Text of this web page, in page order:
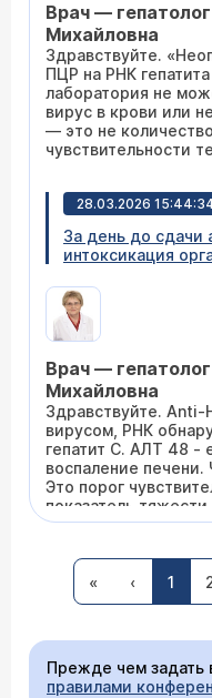
Врач —
Михайловна
Здравствуйте.
ПЦР на РНК
лаборатория не
вирус в крови или
— это не
чувствительности
его не улавливает.
антитела). Не
такой результат
28.03.2026
За день до сдачи
интоксикация
полож.
вируса гепатита
Ответ такой -
это может быть и
Или стоит
Врач —
Михайловна
Здравствуйте.
вирусом, РНК
гепатит С. АЛТ 48 -
воспаление
Это порог
показатель тяжести
У вас активный
откладывайте
инфекционисту.
26.03.2026
Здравствуйте.
и ig M 0.030 u.ml
« ‹ 1
Прежде чем задать
правилами